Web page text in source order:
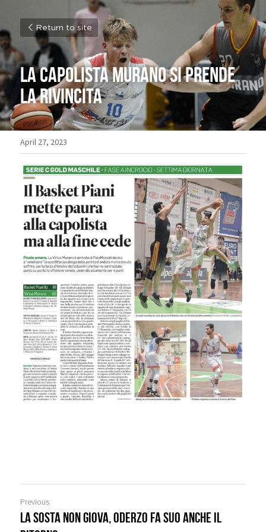
Return to site
La capolista Murano si prende
la rivincita
April 27, 2023
Previous
La sosta non giova, Oderzo fa suo anche il